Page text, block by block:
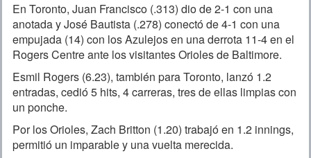
En Toronto, Juan Francisco (.313) dio de 2-1 con una
anotada y José Bautista (.278) conectó de 4-1 con una
empujada (14) con los Azulejos en una derrota 11-4 en el
Rogers Centre ante los visitantes Orioles de Baltimore.
Esmil Rogers (6.23), también para Toronto, lanzó 1.2
entradas, cedió 5 hits, 4 carreras, tres de ellas limpias con
un ponche.
Por los Orioles, Zach Britton (1.20) trabajó en 1.2 innings,
permitió un imparable y una vuelta merecida.